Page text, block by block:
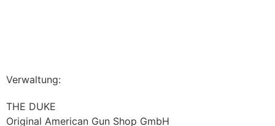
Verwaltung:
THE DUKE
Original American Gun Shop GmbH